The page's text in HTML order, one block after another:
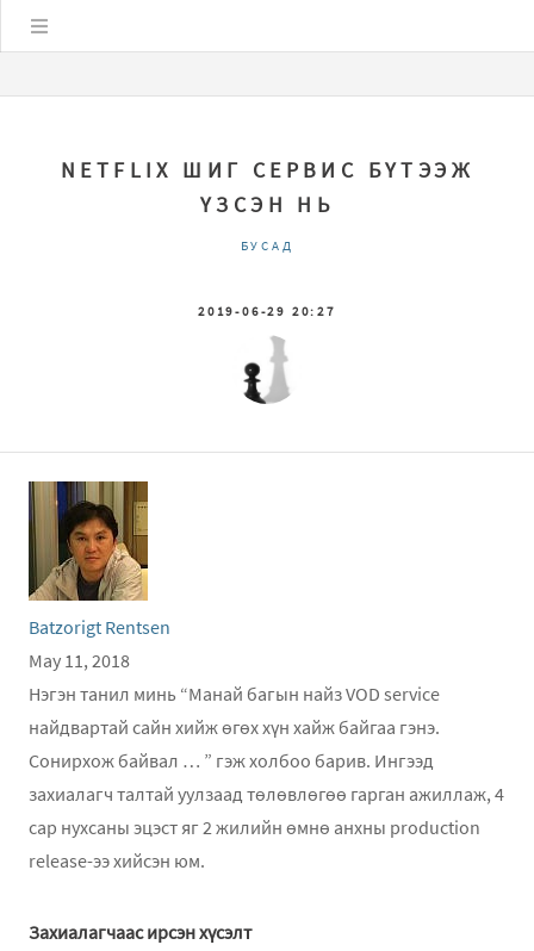
NETFLIX ШИГ СЕРВИС БҮТЭЭЖ
ҮЗСЭН НЬ
БУСАД
2019-06-29 20:27
Batzorigt Rentsen
May 11, 2018
Нэгэн танил минь “Манай багын найз VOD service
найдвартай сайн хийж өгөх хүн хайж байгаа гэнэ.
Сонирхож байвал … ” гэж холбоо барив. Ингээд
захиалагч талтай уулзаад төлөвлөгөө гарган ажиллаж, 4
сар нухсаны эцэст яг 2 жилийн өмнө анхны production
release-ээ хийсэн юм.
Захиалагчаас ирсэн хүсэлт